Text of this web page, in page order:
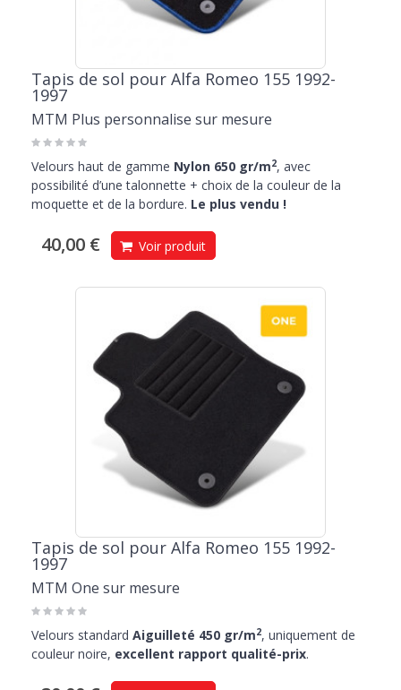
Tapis de sol pour Alfa Romeo 155 1992-
1997
MTM Plus personnalise sur mesure
Velours haut de gamme Nylon 650 gr/m2, avec
possibilité d’une talonnette + choix de la couleur de la
moquette et de la bordure. Le plus vendu !
40,00 € Voir produit
Tapis de sol pour Alfa Romeo 155 1992-
1997
MTM One sur mesure
Velours standard Aiguilleté 450 gr/m2, uniquement de
couleur noire, excellent rapport qualité-prix.